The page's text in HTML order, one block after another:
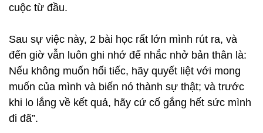
cuộc từ đầu.
Sau sự việc này, 2 bài học rất lớn mình rút ra, và
đến giờ vẫn luôn ghi nhớ để nhắc nhở bản thân là:
Nếu không muốn hối tiếc, hãy quyết liệt với mong
muốn của mình và biến nó thành sự thật; và trước
khi lo lắng về kết quả, hãy cứ cố gắng hết sức mình
đi đã”.